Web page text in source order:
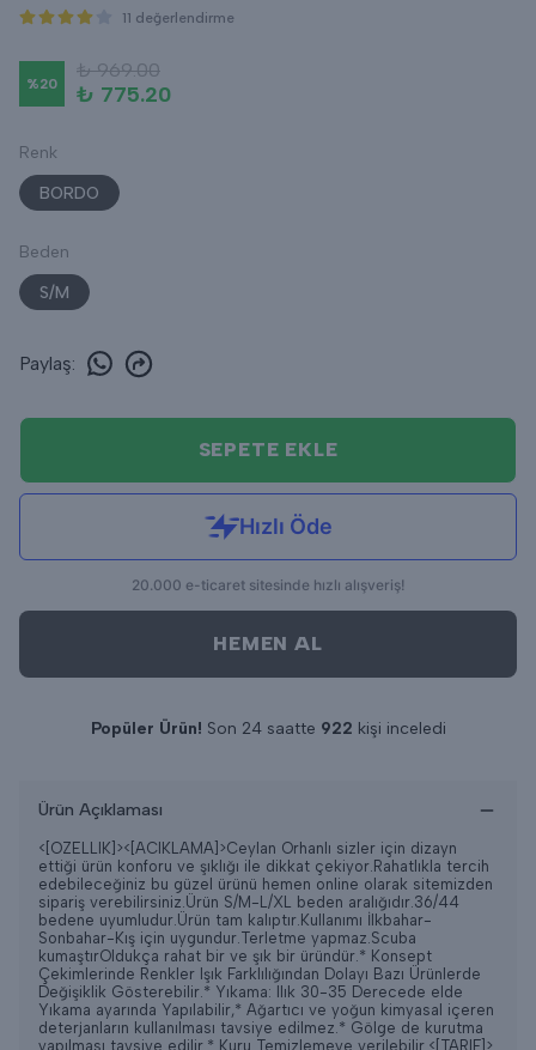
11 değerlendirme
%20
₺ 969.00
₺ 775.20
Renk
BORDO
Beden
S/M
Paylaş:
SEPETE EKLE
HEMEN AL
Popüler Ürün! Son 24 saatte 922 kişi inceledi
Ürün Açıklaması
<[OZELLIK]><[ACIKLAMA]>Ceylan Orhanlı sizler için dizayn
ettiği ürün konforu ve şıklığı ile dikkat çekiyor.Rahatlıkla tercih
edebileceğiniz bu güzel ürünü hemen online olarak sitemizden
sipariş verebilirsiniz.Ürün S/M-L/XL beden aralığıdır.36/44
bedene uyumludur.Ürün tam kalıptır.Kullanımı İlkbahar-
Sonbahar-Kış için uygundur.Terletme yapmaz.Scuba
kumaştırOldukça rahat bir ve şık bir üründür.* Konsept
Çekimlerinde Renkler Işık Farklılığından Dolayı Bazı Ürünlerde
Değişiklik Gösterebilir.* Yıkama: Ilık 30-35 Derecede elde
Yıkama ayarında Yapılabilir,* Ağartıcı ve yoğun kimyasal içeren
deterjanların kullanılması tavsiye edilmez.* Gölge de kurutma
yapılması tavsiye edilir.* Kuru Temizlemeye verilebilir. <[TARIF]>